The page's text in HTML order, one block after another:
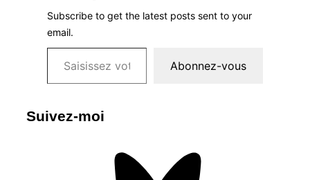
Subscribe to get the latest posts sent to your
email.
Saisissez votre adresse e-mail…
Abonnez-vous
Suivez-moi